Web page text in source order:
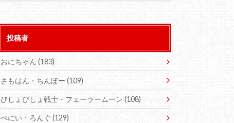
投稿者
おにちゃん(183)
さもはん・ちんぽー(109)
びしょびしょ戦士・フェーラームーン(108)
ぺにい・ろんぐ(129)